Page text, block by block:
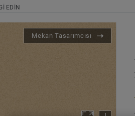
EDIN
Mekan Tasarımcısı